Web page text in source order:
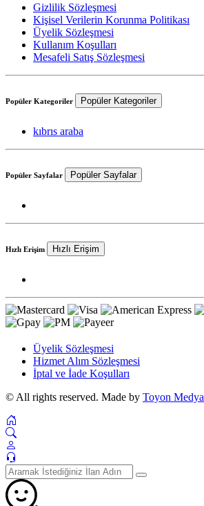
Gizlilik Sözleşmesi
Kişisel Verilerin Korunma Politikası
Üyelik Sözleşmesi
Kullanım Koşulları
Mesafeli Satış Sözleşmesi
Popüler Kategoriler Popüler Kategoriler
kıbrıs araba
Popüler Sayfalar Popüler Sayfalar
Hızlı Erişim Hızlı Erişim
Üyelik Sözleşmesi
Hizmet Alım Sözleşmesi
İptal ve İade Koşulları
© All rights reserved. Made by Toyon Medya